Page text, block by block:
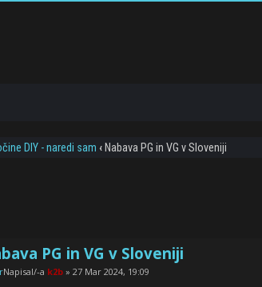
DIY - naredi sam ‹ Nabava PG in VG v Sloveniji
PG in VG v Sloveniji
Napisal/-a k2b» 27 Mar 2024, 19:09